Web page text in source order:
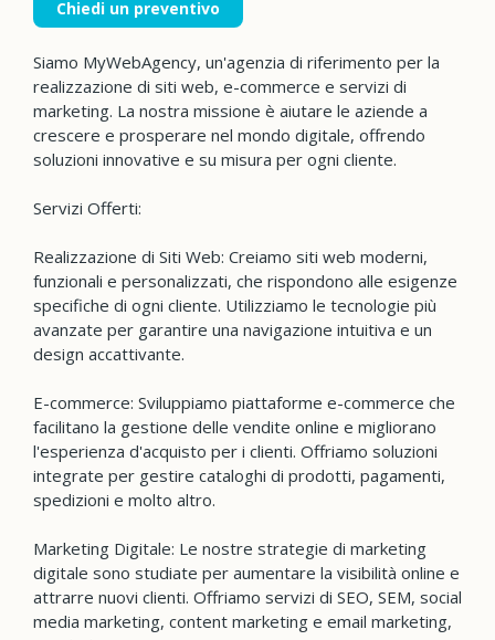
Chiedi un preventivo
Siamo MyWebAgency, un'agenzia di riferimento per la
realizzazione di siti web, e-commerce e servizi di
marketing. La nostra missione è aiutare le aziende a
crescere e prosperare nel mondo digitale, offrendo
soluzioni innovative e su misura per ogni cliente.
Servizi Offerti:
Realizzazione di Siti Web: Creiamo siti web moderni,
funzionali e personalizzati, che rispondono alle esigenze
specifiche di ogni cliente. Utilizziamo le tecnologie più
avanzate per garantire una navigazione intuitiva e un
design accattivante.
E-commerce: Sviluppiamo piattaforme e-commerce che
facilitano la gestione delle vendite online e migliorano
l'esperienza d'acquisto per i clienti. Offriamo soluzioni
integrate per gestire cataloghi di prodotti, pagamenti,
spedizioni e molto altro.
Marketing Digitale: Le nostre strategie di marketing
digitale sono studiate per aumentare la visibilità online e
attrarre nuovi clienti. Offriamo servizi di SEO, SEM, social
media marketing, content marketing e email marketing,